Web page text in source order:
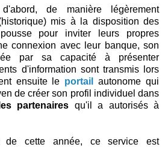
de manière légèrement
mis à la disposition des
pour inviter leurs propres
connexion avec leur banque, son
par sa capacité à présenter
d'information sont transmis lors
ensuite le portail
autonome qui
de créer son profil individuel dans
partenaires qu'il a autorisés à
de cette année, ce service est